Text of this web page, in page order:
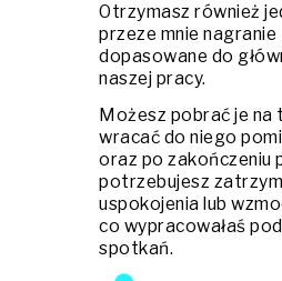
Otrzymasz również
przeze mnie nagranie
dopasowane do
naszej pracy.
Możesz pobrać je na
wracać do niego
oraz po zakończeniu
potrzebujesz
uspokojenia lub
co wypracowałaś
spotkań.